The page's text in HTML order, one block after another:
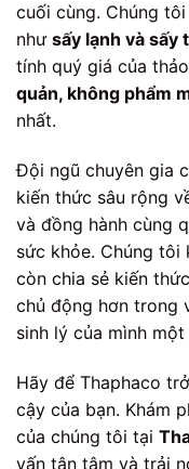
cuối cùng. Chúng
như sấy lạnh và sấy
tính quý giá của
quản, không phẩm
nhất.
Đội ngũ chuyên gia
kiến thức sâu rộng
và đồng hành cùng
sức khỏe. Chúng tôi
còn chia sẻ kiến
chủ động hơn trong
sinh lý của mình
Hãy để Thaphaco
cậy của bạn. Khám
của chúng tôi tại
vấn tận tâm và trải